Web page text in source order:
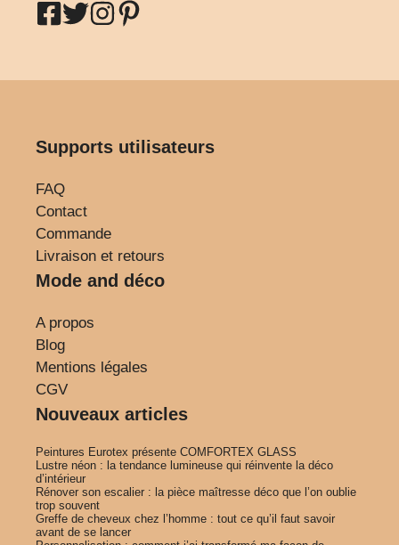
Supports utilisateurs
FAQ
Contact
Commande
Livraison et retours
Mode and déco
A propos
Blog
Mentions légales
CGV
Nouveaux articles
Peintures Eurotex présente COMFORTEX GLASS
Lustre néon : la tendance lumineuse qui réinvente la déco
d’intérieur
Rénover son escalier : la pièce maîtresse déco que l’on oublie
trop souvent
Greffe de cheveux chez l’homme : tout ce qu’il faut savoir
avant de se lancer